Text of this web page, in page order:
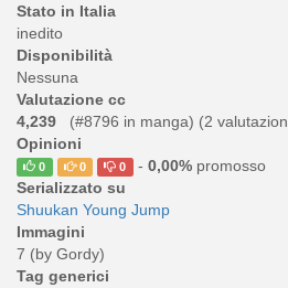
Stato in Italia
inedito
Disponibilità
Nessuna
Valutazione cc
4,239
(#8796 in manga) (2
Opinioni
0 0 0 - 0,00%promosso
Serializzato su
Shuukan Young Jump
Immagini
7 (by Gordy)
Tag generici